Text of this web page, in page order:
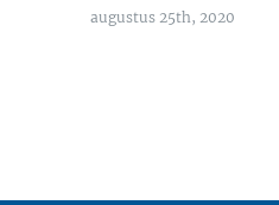
augustus 25th, 2020